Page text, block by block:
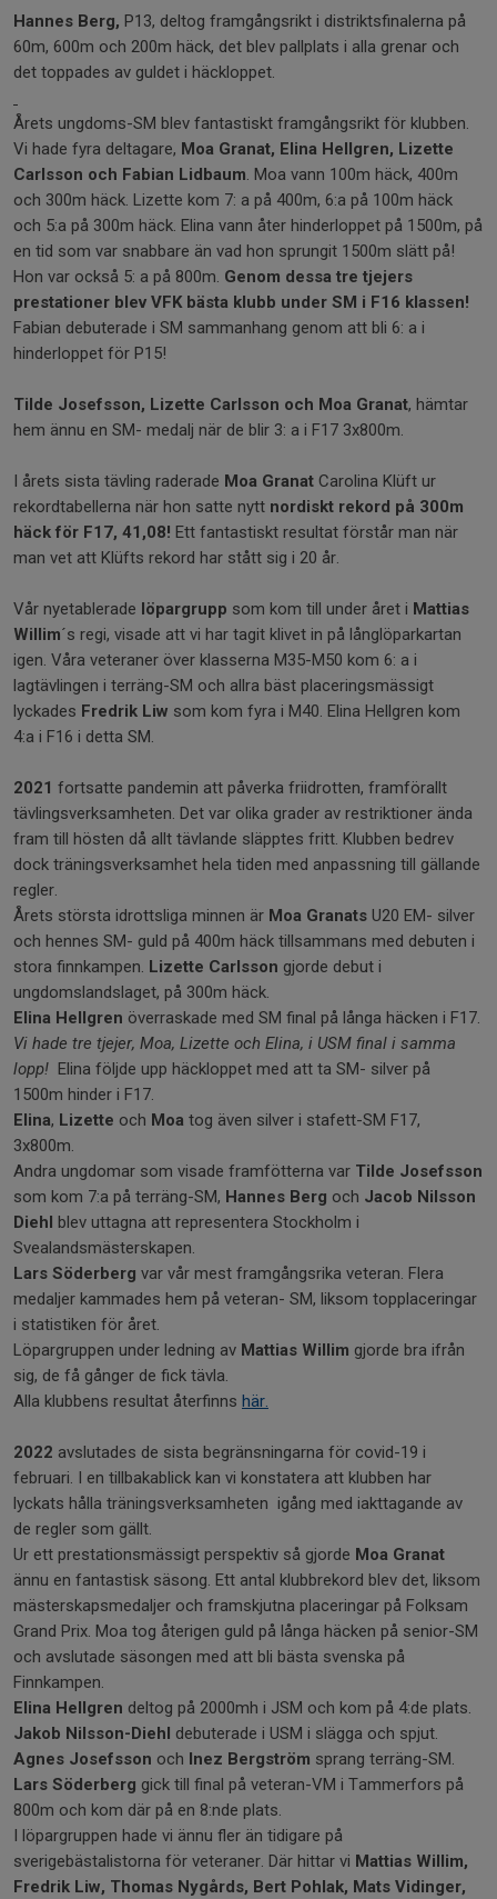
Hannes Berg, P13, deltog framgångsrikt i distriktsfinalerna på
60m, 600m och 200m häck, det blev pallplats i alla grenar och
det toppades av guldet i häckloppet.
Årets ungdoms-SM blev fantastiskt framgångsrikt för klubben.
Vi hade fyra deltagare, Moa Granat, Elina Hellgren, Lizette
Carlsson och Fabian Lidbaum. Moa vann 100m häck, 400m
och 300m häck. Lizette kom 7: a på 400m, 6:a på 100m häck
och 5:a på 300m häck. Elina vann åter hinderloppet på 1500m, på
en tid som var snabbare än vad hon sprungit 1500m slätt på!
Hon var också 5: a på 800m. Genom dessa tre tjejers
prestationer blev VFK bästa klubb under SM i F16 klassen!
Fabian debuterade i SM sammanhang genom att bli 6: a i
hinderloppet för P15!
Tilde Josefsson, Lizette Carlsson och Moa Granat, hämtar
hem ännu en SM- medalj när de blir 3: a i F17 3x800m.
I årets sista tävling raderade Moa Granat Carolina Klüft ur
rekordtabellerna när hon satte nytt nordiskt rekord på 300m
häck för F17, 41,08! Ett fantastiskt resultat förstår man när
man vet att Klüfts rekord har stått sig i 20 år.
Vår nyetablerade löpargrupp som kom till under året i Mattias
Willim´s regi, visade att vi har tagit klivet in på långlöparkartan
igen. Våra veteraner över klasserna M35-M50 kom 6: a i
lagtävlingen i terräng-SM och allra bäst placeringsmässigt
lyckades Fredrik Liw som kom fyra i M40. Elina Hellgren kom
4:a i F16 i detta SM.
2021 fortsatte pandemin att påverka friidrotten, framförallt
tävlingsverksamheten. Det var olika grader av restriktioner ända
fram till hösten då allt tävlande släpptes fritt. Klubben bedrev
dock träningsverksamhet hela tiden med anpassning till gällande
regler.
Årets största idrottsliga minnen är Moa Granats U20 EM- silver
och hennes SM- guld på 400m häck tillsammans med debuten i
stora finnkampen. Lizette Carlsson gjorde debut i
ungdomslandslaget, på 300m häck.
Elina Hellgren överraskade med SM final på långa häcken i F17.
Vi hade tre tjejer, Moa, Lizette och Elina, i USM final i samma
lopp! Elina följde upp häckloppet med att ta SM- silver på
1500m hinder i F17.
Elina, Lizette och Moa tog även silver i stafett-SM F17,
3x800m.
Andra ungdomar som visade framfötterna var Tilde Josefsson
som kom 7:a på terräng-SM, Hannes Berg och Jacob Nilsson
Diehl blev uttagna att representera Stockholm i
Svealandsmästerskapen.
Lars Söderberg var vår mest framgångsrika veteran. Flera
medaljer kammades hem på veteran- SM, liksom topplaceringar
i statistiken för året.
Löpargruppen under ledning av Mattias Willim gjorde bra ifrån
sig, de få gånger de fick tävla.
Alla klubbens resultat återfinns här.
2022 avslutades de sista begränsningarna för covid-19 i
februari. I en tillbakablick kan vi konstatera att klubben har
lyckats hålla träningsverksamheten igång med iakttagande av
de regler som gällt.
Ur ett prestationsmässigt perspektiv så gjorde Moa Granat
ännu en fantastisk säsong. Ett antal klubbrekord blev det, liksom
mästerskapsmedaljer och framskjutna placeringar på Folksam
Grand Prix. Moa tog återigen guld på långa häcken på senior-SM
och avslutade säsongen med att bli bästa svenska på
Finnkampen.
Elina Hellgren deltog på 2000mh i JSM och kom på 4:de plats.
Jakob Nilsson-Diehl debuterade i USM i slägga och spjut.
Agnes Josefsson och Inez Bergström sprang terräng-SM.
Lars Söderberg gick till final på veteran-VM i Tammerfors på
800m och kom där på en 8:nde plats.
I löpargruppen hade vi ännu fler än tidigare på
sverigebästalistorna för veteraner. Där hittar vi Mattias Willim,
Fredrik Liw, Thomas Nygårds, Bert Pohlak, Mats Vidinger,